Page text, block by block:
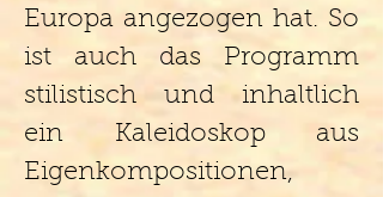
Europa angezogen hat. So
ist auch das Programm
stilistisch und inhaltlich
ein Kaleidoskop aus
Eigenkompositionen,